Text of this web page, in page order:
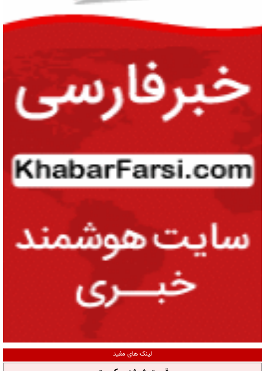
لینک های مفید